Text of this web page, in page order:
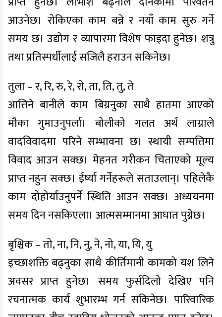
आउनेछ। रोकिएका काम बन्ने र नयाँ काम सुरु गर्ने
समय छ। उद्योग र व्यापारमा विशेष फाइदा हुनेछ। शत्रु
तथा प्रतिस्पर्धीलाई सजिलै हराउन सकिनेछ।
तुला – र, रि, रु, रे, रो, ता, ति, तु, ते
आत्तिने बानीले काम बिग्रनुका साथै हातमा आएको
मौका गुमाउनुपर्ला। बोलीको गलत अर्थ लाग्नाले
वादविवादमा परिने सम्भावना छ। स्थायी सम्पत्तिमा
विवाद आउन सक्छ। मेहनत गरीकन चिताएको मूल्य
प्राप्त नहुन सक्छ। ईर्ष्या गर्नेहरूले सताउलान्। पहिलेकै
काम दोहोर्याउनुपर्ने स्थिति आउन सक्छ। अध्ययनमा
समय दिन नसकिएला। आत्मसम्मानमा आघात पुग्नेछ।
बृश्चिक – तो, ना, नि, नु, ने, नो, या, यि, यु
इच्छाशक्ति बढ्नुका साथै कीर्तिमानी कामको यश लिने
अवसर प्राप्त हुनेछ। समय फुर्सदिलो देखिए पनि
रचनात्मक कार्य शुभारम्भ गर्न सकिनेछ। पारिवारिक